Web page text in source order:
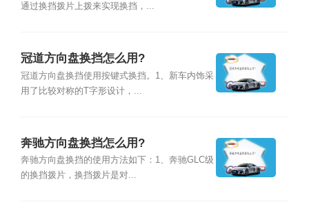
通过换挡拨片上拨来实现换挡，...
冠道方向盘换挡怎么用?
冠道方向盘换挡使用按键式换挡。1、新车内饰采
用了比较对称的T字形设计，...
奔驰方向盘换挡怎么用?
奔驰方向盘换挡的使用方法如下：1、奔驰GLC级
的换挡拨片，换挡拨片是对...